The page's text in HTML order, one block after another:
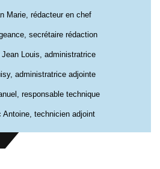
Marie, rédacteur en chef
secrétaire rédaction
Jean Louis, administratrice
administratrice adjointe
responsable technique
Antoine, technicien adjoint